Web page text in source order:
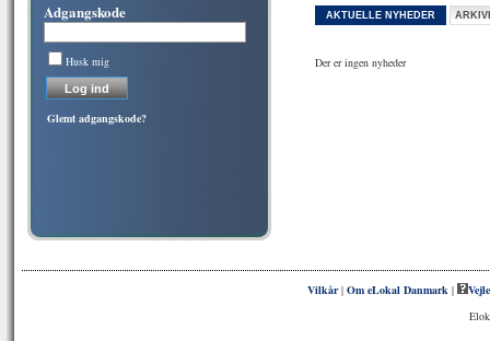
Adgangskode
Husk mig
Glemt adgangskode?
AKTUELLE NYHEDER
Der er ingen nyheder
Vilkår| Om eLokal Danmark|